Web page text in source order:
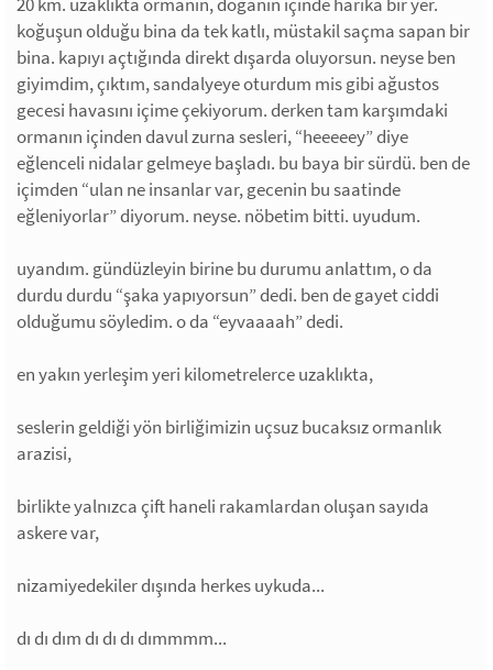
koğuşun olduğu bina da tek katlı, müstakil saçma sapan bir
bina. kapıyı açtığında direkt dışarda oluyorsun. neyse ben
giyimdim, çıktım, sandalyeye oturdum mis gibi ağustos
gecesi havasını içime çekiyorum. derken tam karşımdaki
ormanın içinden davul zurna sesleri, “heeeeey” diye
eğlenceli nidalar gelmeye başladı. bu baya bir sürdü. ben de
içimden “ulan ne insanlar var, gecenin bu saatinde
eğleniyorlar” diyorum. neyse. nöbetim bitti. uyudum.
uyandım. gündüzleyin birine bu durumu anlattım, o da
durdu durdu “şaka yapıyorsun” dedi. ben de gayet ciddi
olduğumu söyledim. o da “eyvaaaah” dedi.
en yakın yerleşim yeri kilometrelerce uzaklıkta,
seslerin geldiği yön birliğimizin uçsuz bucaksız ormanlık
arazisi,
birlikte yalnızca çift haneli rakamlardan oluşan sayıda
askere var,
nizamiyedekiler dışında herkes uykuda...
dı dı dım dı dı dı dımmmm...